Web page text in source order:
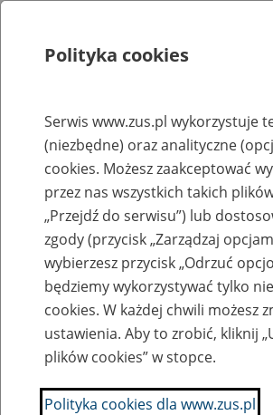
Rejestry, ewidencje i archiwa
Baza zlikwidowanych
przekształconych
Nazwa zakładu pracy:
SZUKAJ
Polityka cookies
Serwis www.zus.pl wykorzystuje
(niezbędne) oraz analityczne
cookies. Możesz zaakceptować
przez nas wszystkich takich
„Przejdź do serwisu”) lub
zgody (przycisk „Zarządzaj
wybierzesz przycisk „Odrzuć
będziemy wykorzystywać tylko
cookies. W każdej chwili możesz
ustawienia. Aby to zrobić, kliknij
plików cookies” w stopce.
Polityka cookies dla www.zus.pl